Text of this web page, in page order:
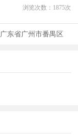
浏览次数： 1875次
广东省广州市番禺区